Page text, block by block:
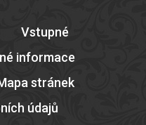
Vstupné
informace
stránek
údajů